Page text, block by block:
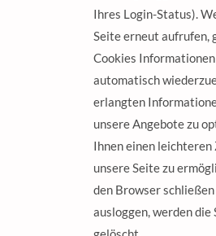
Ihres Login-Status).
Seite erneut aufrufen,
Cookies Informationen
automatisch
erlangten
unsere Angebote zu
Ihnen einen leichteren
unsere Seite zu
den Browser
ausloggen, werden die